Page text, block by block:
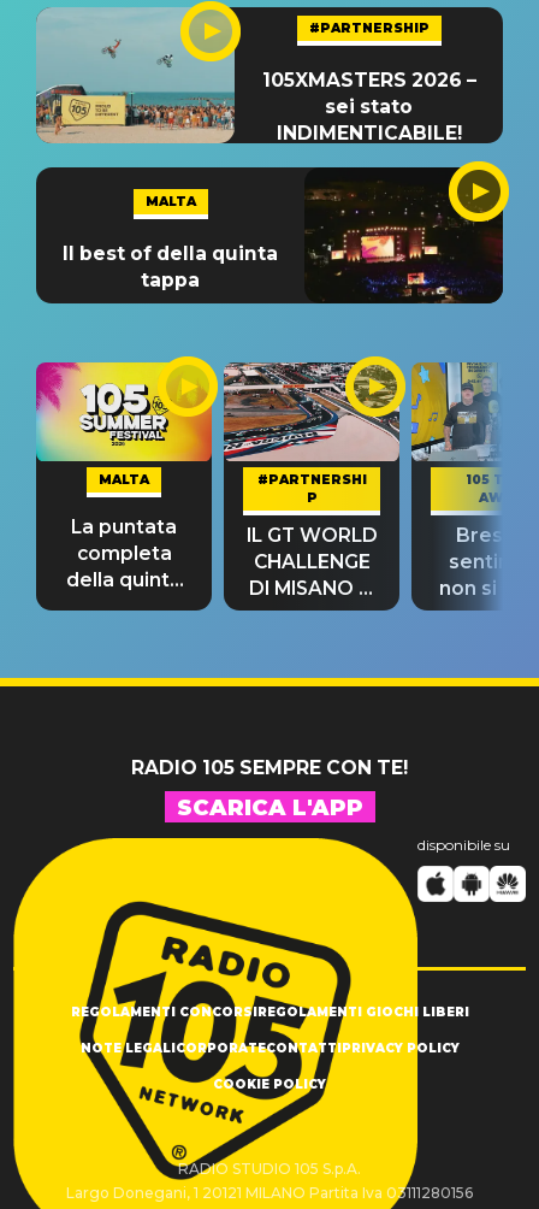
#PARTNERSHIP
105XMASTERS 2026 –
sei stato
INDIMENTICABILE!
MALTA
Il best of della quinta
tappa
MALTA
La puntata
completa
della quinta
tappa
#PARTNERSHI
P
IL GT WORLD
CHALLENGE
DI MISANO si
riconferma
105 TAKE
AWAY
Bresh:
non si
fino alla
RADIO 105 SEMPRE CON TE!
SCARICA L'APP
disponibile su
REGOLAMENTI CONCORSIREGOLAMENTI GIOCHI LIBERI
NOTE LEGALICORPORATECONTATTIPRIVACY POLICY
COOKIE POLICY
RADIO STUDIO 105 S.p.A.
Largo Donegani, 1 20121 MILANO Partita Iva 03111280156